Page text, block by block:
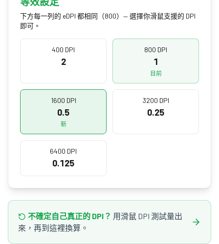
等效設定
下方每一列的 eDPI 都相同（800）— 選擇你滑鼠支援的 DPI
即可。
400 DPI
2
800 DPI
1
目前
1600 DPI
0.5
新
3200 DPI
0.25
6400 DPI
0.125
不確定自己真正的 DPI？ 用滑鼠 DPI 測試量出
來，再到這裡換算。